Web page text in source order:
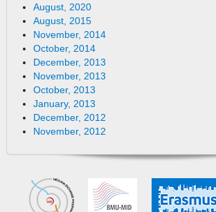
August, 2020
August, 2015
November, 2014
October, 2014
December, 2013
November, 2013
October, 2013
January, 2013
December, 2012
November, 2012